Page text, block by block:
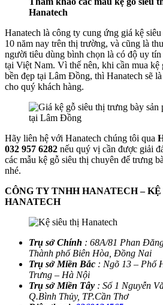
Hanatech
Hanatech là công ty cung ứng giá kệ
10 năm nay trên thị trường, và cũng là
người tiêu dùng bình chọn là có độ uy
tại Việt Nam. Vì thế nên, khi cần mua kệ
bền đẹp tại Lâm Đồng, thì Hanatech sẽ
cho quý khách hàng.
Hãy liên hệ với Hanatech chúng tôi qua
032 957 6282 nếu quý vị cần được giải
các mẫu kệ gỗ siêu thị chuyên để trưng
nhé.
CÔNG TY TNHH HANATECH –
HANATECH
Trụ sở Chính : 68A/81 Phan
Thành phố Biên Hòa, Đồng Nai
Trụ sở Miền Bắc : Ngõ 13 – Phố
Trưng – Hà Nội
Trụ sở Miền Tây : Số 1 Nguyễn
Q.Bình Thủy, TP.Cần Thơ